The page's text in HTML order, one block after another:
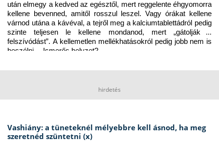
után elmegy a kedved az egésztől, mert reggelente éhgyomorra
kellene bevenned, amitől rosszul leszel. Vagy órákat kellene
várnod utána a kávéval, a tejről meg a kalciumtablettádról pedig
szinte teljesen le kellene mondanod, mert „gátolják a
felszívódást”. A kellemetlen mellékhatásokról pedig jobb nem is
beszélni… Ismerős helyzet?
hirdetés
Vashiány: a tüneteknél mélyebbre kell ásnod, ha meg
szeretnéd szüntetni (x)